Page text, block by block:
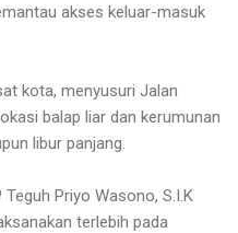
akses keluar-masuk
kota, menyusuri Jalan
balap liar dan kerumunan
libur panjang.
Priyo Wasono, S.I.K
terlebih pada